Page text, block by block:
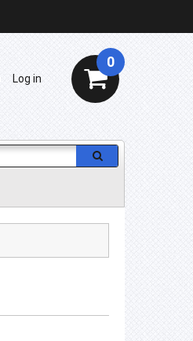
0
Log in
Сотрудничество